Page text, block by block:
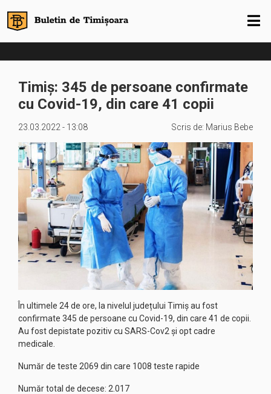
Timiș: 345 de persoane confirmate
cu Covid-19, din care 41 copii
23.03.2022 - 13:08 Scris de: Marius Bebe
În ultimele 24 de ore, la nivelul județului Timiș au fost
confirmate 345 de persoane cu Covid-19, din care 41 de copii.
Au fost depistate pozitiv cu SARS-Cov2 și opt cadre
medicale.
Număr de teste 2069 din care 1008 teste rapide
Număr total de decese: 2.017